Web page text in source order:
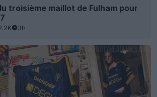
troisième maillot de Fulham pour
3h